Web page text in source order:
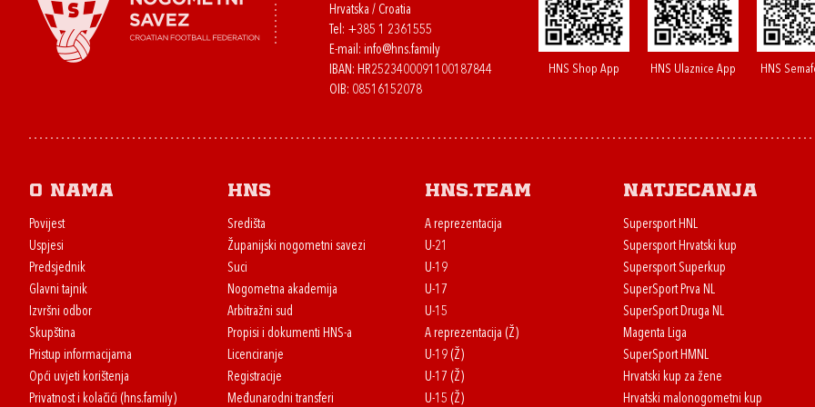
Hrvatska / Croatia
Tel: +385 1 2361555
E-mail: info@hns.family
IBAN: HR2523400091100187844
OIB: 08516152078
HNS Shop App HNS Ulaznice App HNS
O nama
Povijest
Uspjesi
Predsjednik
Glavni tajnik
Izvršni odbor
Skupština
Pristup informacijama
Opći uvjeti korištenja
Privatnost i kolačići (hns.family)
HNS
Središta
Županijski nogometni savezi
Suci
Nogometna akademija
Arbitražni sud
Propisi i dokumenti HNS-a
Licenciranje
Registracije
Međunarodni transferi
HNS.team
A reprezentacija
U-21
U-19
U-17
U-15
A reprezentacija (Ž)
U-19 (Ž)
U-17 (Ž)
U-15 (Ž)
Natjecanja
Supersport HNL
Supersport Hrvatski kup
Supersport Superkup
SuperSport Prva NL
SuperSport Druga NL
Magenta Liga
SuperSport HMNL
Hrvatski kup za žene
Hrvatski malonogometni kup